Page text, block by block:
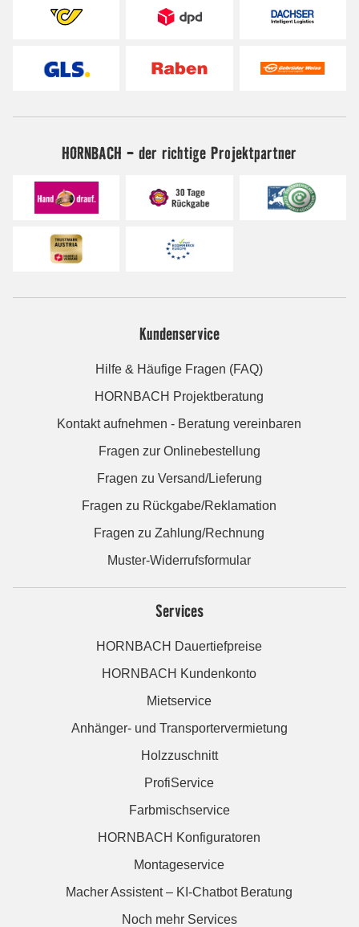
HORNBACH - der richtige Projektpartner
Kundenservice
Hilfe & Häufige Fragen (FAQ)
HORNBACH Projektberatung
Kontakt aufnehmen - Beratung vereinbaren
Fragen zur Onlinebestellung
Fragen zu Versand/Lieferung
Fragen zu Rückgabe/Reklamation
Fragen zu Zahlung/Rechnung
Muster-Widerrufsformular
Services
HORNBACH Dauertiefpreise
HORNBACH Kundenkonto
Mietservice
Anhänger- und Transportervermietung
Holzzuschnitt
ProfiService
Farbmischservice
HORNBACH Konfiguratoren
Montageservice
Macher Assistent – KI-Chatbot Beratung
Noch mehr Services